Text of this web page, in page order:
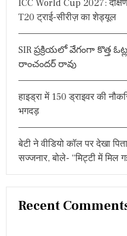
ICC World Cup 2027: दक्षिण
T20 ट्राई-सीरीज़ का शेड्यूल
SIR ప్రక్రియలో వేగంగా కొత్త
రాంచందర్ రావు
हाइड्रा में 150 ड्राइवर की
भगदड़
बेटी ने वीडियो कॉल पर देखा
सज्जनार, बोले- “मिट्टी में मिल
Recent